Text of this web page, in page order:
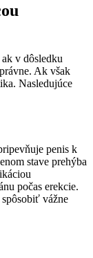
v dôsledku
Ak však
Nasledujúce
penis k
stave prehýba
počas erekcie.
vážne